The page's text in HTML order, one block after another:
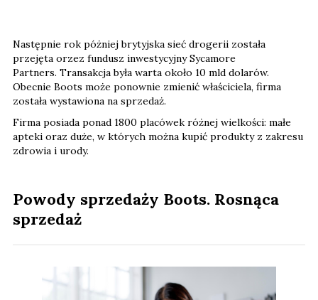
Następnie rok póżniej brytyjska sieć drogerii została
przejęta orzez fundusz inwestycyjny Sycamore
Partners. Transakcja była warta około 10 mld dolarów.
Obecnie Boots może ponownie zmienić właściciela, firma
została wystawiona na sprzedaż.
Firma posiada ponad 1800 placówek różnej wielkości: małe
apteki oraz duże, w których można kupić produkty z zakresu
zdrowia i urody.
Powody sprzedaży Boots. Rosnąca
sprzedaż